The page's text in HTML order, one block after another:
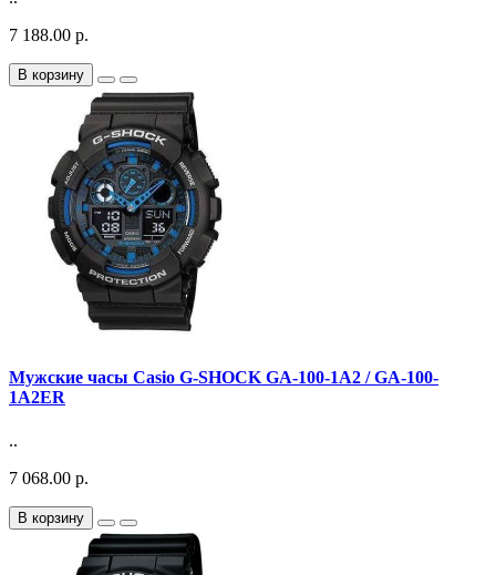
7 188.00 р.
В корзину
Мужские часы Casio G-SHOCK GA-100-1A2 / GA-100-
1A2ER
..
7 068.00 р.
В корзину